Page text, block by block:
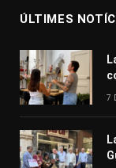
ÚLTIMES
7